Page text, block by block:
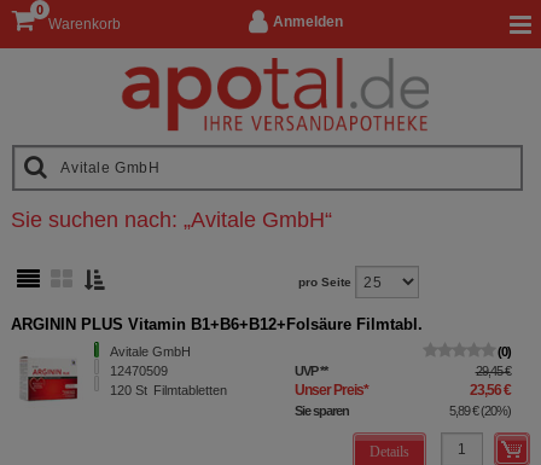
Anmelden
Warenkorb
0
Sie suchen nach: „Avitale GmbH“
pro Seite
ARGININ PLUS Vitamin B1+B6+B12+Folsäure Filmtabl.
Avitale GmbH
12470509
120 St Filmtabletten
0
UVP** 29,45 €
Unser Preis* 23,56 €
Sie sparen 5,89 €(20%)
Details